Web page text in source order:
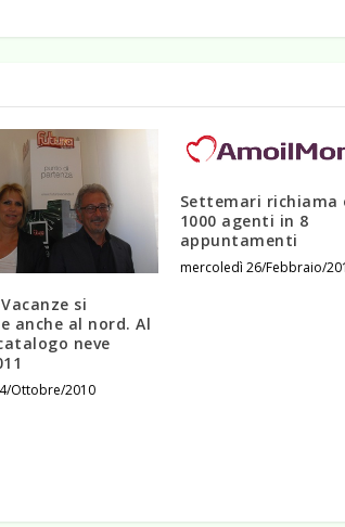
si
anche al nord. Al
neve
Ottobre/2010
Settemari richiama
1000 agenti in 8
appuntamenti
mercoledì 26/Febbraio/